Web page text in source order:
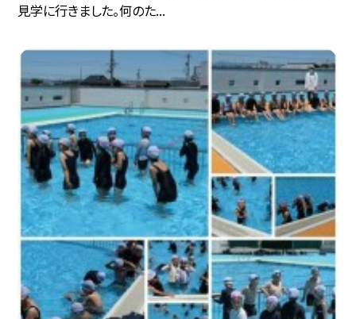
見学に行きました。何のた...